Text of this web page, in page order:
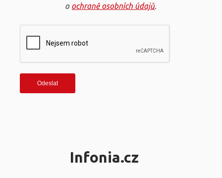
o ochraně osobních údajů.
Infonia.cz